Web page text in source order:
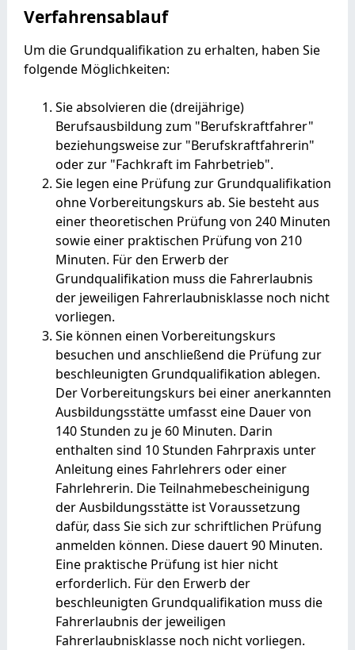
Verfahrensablauf
Um die Grundqualifikation zu erhalten, haben Sie
folgende Möglichkeiten:
Sie absolvieren die (dreijährige)
Berufsausbildung zum "Berufskraftfahrer"
beziehungsweise zur "Berufskraftfahrerin"
oder zur "Fachkraft im Fahrbetrieb".
Sie legen eine Prüfung zur Grundqualifikation
ohne Vorbereitungskurs ab. Sie besteht aus
einer theoretischen Prüfung von 240 Minuten
sowie einer praktischen Prüfung von 210
Minuten. Für den Erwerb der
Grundqualifikation muss die Fahrerlaubnis
der jeweiligen Fahrerlaubnisklasse noch nicht
vorliegen.
Sie können einen Vorbereitungskurs
besuchen und anschließend die Prüfung zur
beschleunigten Grundqualifikation ablegen.
Der Vorbereitungskurs bei einer anerkannten
Ausbildungsstätte umfasst eine Dauer von
140 Stunden zu je 60 Minuten. Darin
enthalten sind 10 Stunden Fahrpraxis unter
Anleitung eines Fahrlehrers oder einer
Fahrlehrerin. Die Teilnahmebescheinigung
der Ausbildungsstätte ist Voraussetzung
dafür, dass Sie sich zur schriftlichen Prüfung
anmelden können. Diese dauert 90 Minuten.
Eine praktische Prüfung ist hier nicht
erforderlich. Für den Erwerb der
beschleunigten Grundqualifikation muss die
Fahrerlaubnis der jeweiligen
Fahrerlaubnisklasse noch nicht vorliegen.